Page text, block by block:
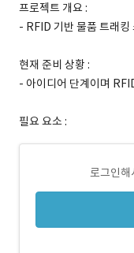
프로젝트 개요 :
- RFID 기반 물품 트래킹
현재 준비 상황 :
- 아이디어 단계이며
필요 요소 :
로그인해